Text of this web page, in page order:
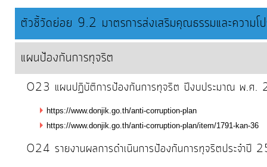
ตัวชี้วัดย่อย 9.2 มาตรการส่งเสริมคุณธรรมและความโป
แผนป้องกันการทุจริต
O23 แผนปฏิบัติการป้องกันการทุจริต ปีงบประมาณ พ.ศ
https://www.donjik.go.th/anti-corruption-plan
https://www.donjik.go.th/anti-corruption-plan/item/1791-kan-36
O24 รายงานผลการดำเนินการป้องกันการทุจริตประจำปี